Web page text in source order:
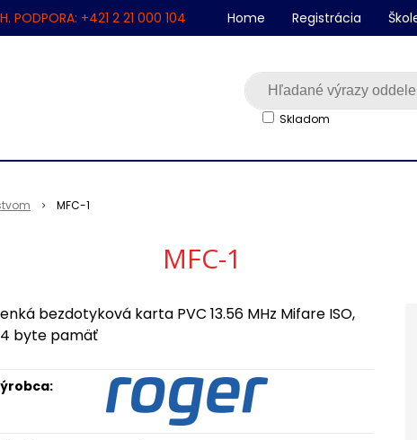
PODPORA: +421 2 21 000 104
Skladom
Home Registrácia
MFC-1
MFC-1
bezdotyková karta PVC 13.56 MHz Mifare ISO,
byte pamäť